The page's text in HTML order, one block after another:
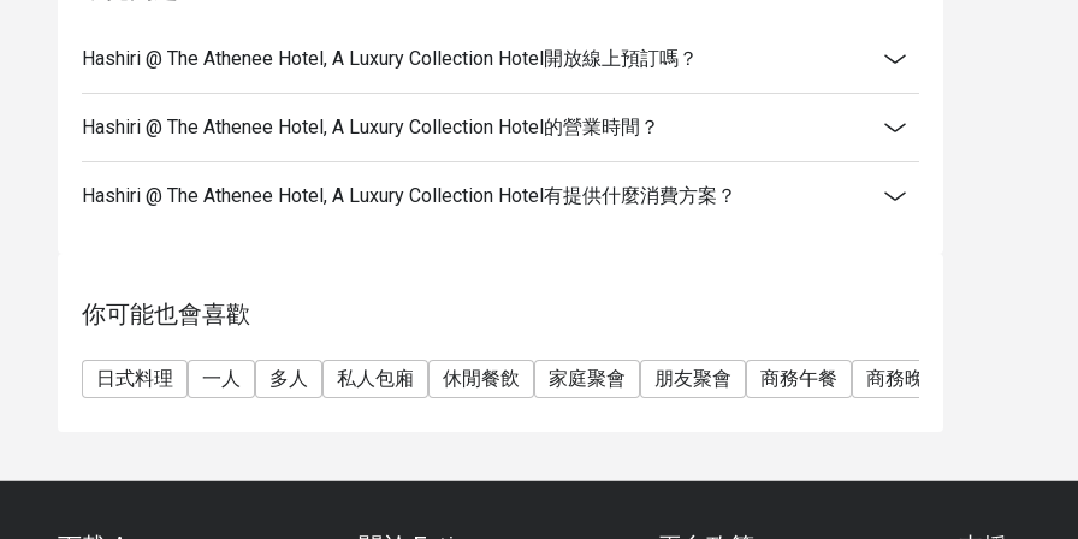
Hashiri @ The Athenee Hotel, A Luxury Collection Hotel開放線上預訂嗎？
Hashiri @ The Athenee Hotel, A Luxury Collection Hotel的營業時間？
Hashiri @ The Athenee Hotel, A Luxury Collection Hotel有提供什麼消費方案？
你可能也會喜歡
日式料理 一人 多人 私人包廂 休閒餐飲 家庭聚會 朋友聚會 商務午餐 商務晚餐